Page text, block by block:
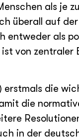
als je
überall auf
entweder als
von
erstmals die
die
in der